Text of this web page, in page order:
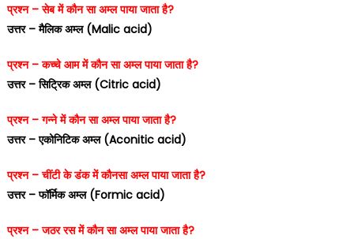
प्रश्न – सेब में कौन सा अम्ल पाया जाता है?
उत्तर – मैलिक अम्ल (Malic acid)
प्रश्न – कच्चे आम में कौन सा अम्ल पाया जाता है?
उत्तर – सिट्रिक अम्ल (Citric acid)
प्रश्न – गन्ने में कौन सा अम्ल पाया जाता है?
उत्तर – एकोनिटिक अम्ल (Aconitic acid)
प्रश्न – चींटी के डंक में कौनसा अम्ल पाया जाता है?
उत्तर – फॉर्मिक अम्ल (Formic acid)
प्रश्न – जठर रस में कौन सा अम्ल पाया जाता है?